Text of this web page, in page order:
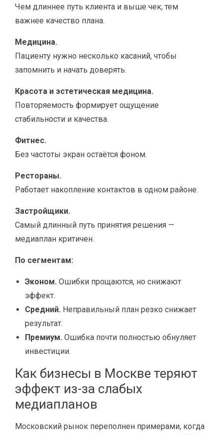
Чем длиннее путь клиента и выше чек, тем
важнее качество плана.
Медицина.
Пациенту нужно несколько касаний, чтобы
запомнить и начать доверять.
Красота и эстетическая медицина.
Повторяемость формирует ощущение
стабильности и качества.
Фитнес.
Без частоты экран остаётся фоном.
Рестораны.
Работает накопление контактов в одном районе.
Застройщики.
Самый длинный путь принятия решения —
медиаплан критичен.
По сегментам:
Эконом. Ошибки прощаются, но снижают
эффект.
Средний. Неправильный план резко снижает
результат.
Премиум. Ошибка почти полностью обнуляет
инвестиции.
Как бизнесы в Москве теряют
эффект из-за слабых
медиапланов
Московский рынок переполнен примерами, когда